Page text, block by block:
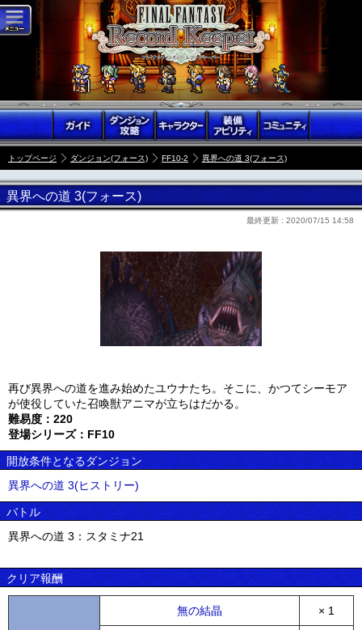
トップページ ダンジョン(フォース) FF10-2 異界への道 3(フォース)
異界への道 3(フォース)
最終更新 : 2020/07/15 14:58
再び異界への道を進み始めたユウナたち。そこに、かつてシーモア
が使役していた召喚獣アニマが立ちはだかる。
難易度：220
登場シリーズ：FF10
開放条件となるダンジョン
異界への道 3(ヒストリー)
バトル
異界への道 3：スタミナ21
クリア報酬
無の結晶 × 1